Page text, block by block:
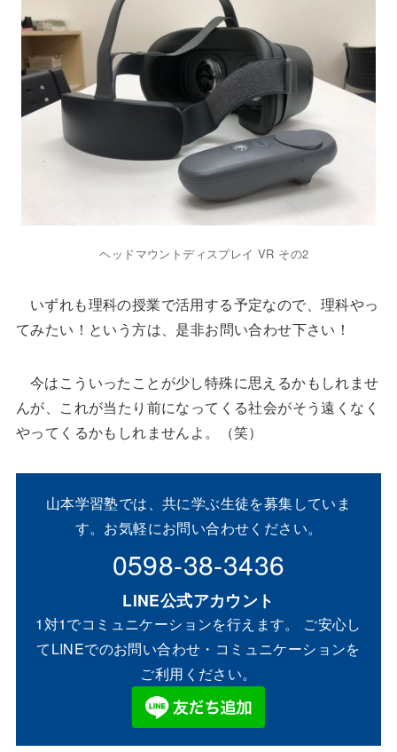
ヘッドマウントディスプレイ VR その2
いずれも理科の授業で活用する予定なので、理科やっ
てみたい！という方は、是非お問い合わせ下さい！
今はこういったことが少し特殊に思えるかもしれませ
んが、これが当たり前になってくる社会がそう遠くなく
やってくるかもしれませんよ。（笑）
山本学習塾では、共に学ぶ生徒を募集していま
す。お気軽にお問い合わせください。
0598-38-3436
LINE公式アカウント
1対1でコミュニケーションを行えます。 ご安心し
てLINEでのお問い合わせ・コミュニケーションを
ご利用ください。